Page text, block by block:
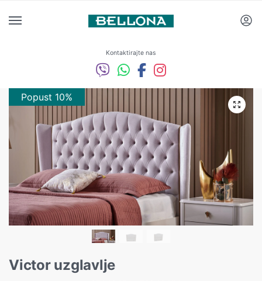
Kontaktirajte nas
Popust 10%
Popust 10%
Victor uzglavlje